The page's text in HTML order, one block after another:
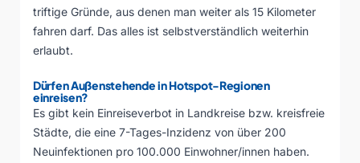
triftige Gründe, aus denen man weiter als 15 Kilometer
fahren darf. Das alles ist selbstverständlich weiterhin
erlaubt.
Dürfen Außenstehende in Hotspot-Regionen
einreisen?
Es gibt kein Einreiseverbot in Landkreise bzw. kreisfreie
Städte, die eine 7-Tages-Inzidenz von über 200
Neuinfektionen pro 100.000 Einwohner/innen haben.